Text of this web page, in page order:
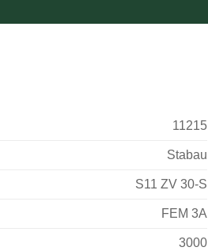
11215
Stabau
S11 ZV 30-S
FEM 3A
3000